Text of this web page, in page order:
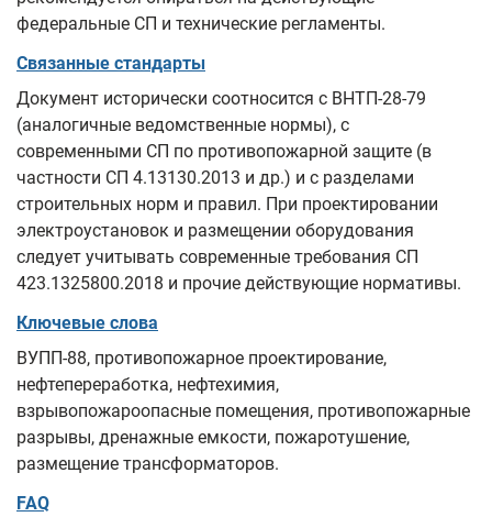
федеральные СП и технические регламенты.
Связанные стандарты
Документ исторически соотносится с ВНТП‑28‑79
(аналогичные ведомственные нормы), с
современными СП по противопожарной защите (в
частности СП 4.13130.2013 и др.) и с разделами
строительных норм и правил. При проектировании
электроустановок и размещении оборудования
следует учитывать современные требования СП
423.1325800.2018 и прочие действующие нормативы.
Ключевые слова
ВУПП-88, противопожарное проектирование,
нефтепереработка, нефтехимия,
взрывопожароопасные помещения, противопожарные
разрывы, дренажные емкости, пожаротушение,
размещение трансформаторов.
FAQ